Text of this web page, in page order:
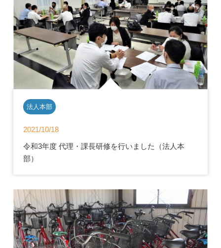
法人本部
2021/10/18
令和3年度 代理・課長研修を行いました（法人本
部）